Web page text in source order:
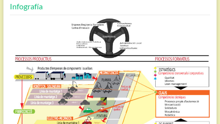
Infografía